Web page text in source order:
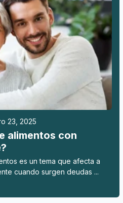
23, 2025
alimentos con
es un tema que afecta a
cuando surgen deudas ...